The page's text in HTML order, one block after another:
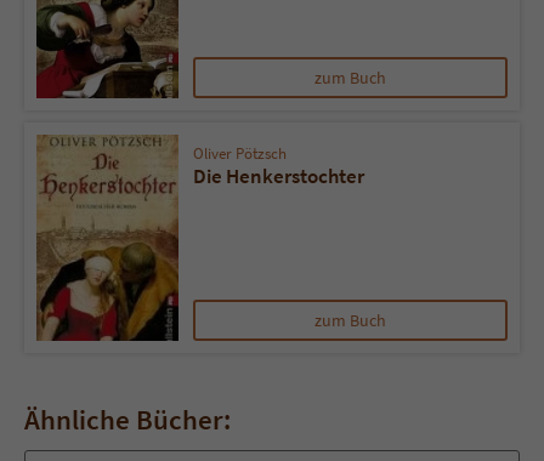
zum Buch
Oliver Pötzsch
Die Henkerstochter
zum Buch
Ähnliche Bücher: